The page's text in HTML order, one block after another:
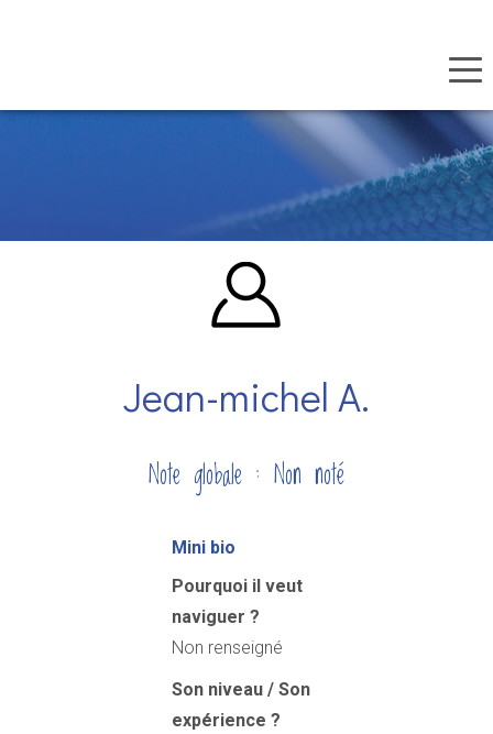
Jean-michel A.
Note globale : Non noté
Mini bio
Pourquoi il veut
naviguer ?
Non renseigné
Son niveau / Son
expérience ?